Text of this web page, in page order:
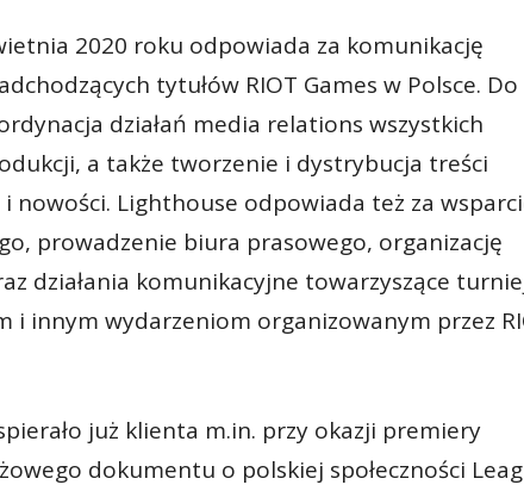
2020 roku odpowiada za komunikację
tytułów RIOT Games w Polsce. Do
działań media relations wszystkich
a także tworzenie i dystrybucja treści
nowości. Lighthouse odpowiada też za
prowadzenie biura prasowego, organizację
działania komunikacyjne towarzyszące
i innym wydarzeniom organizowanym przez
już klienta m.in. przy okazji premiery
dokumentu o polskiej społeczności